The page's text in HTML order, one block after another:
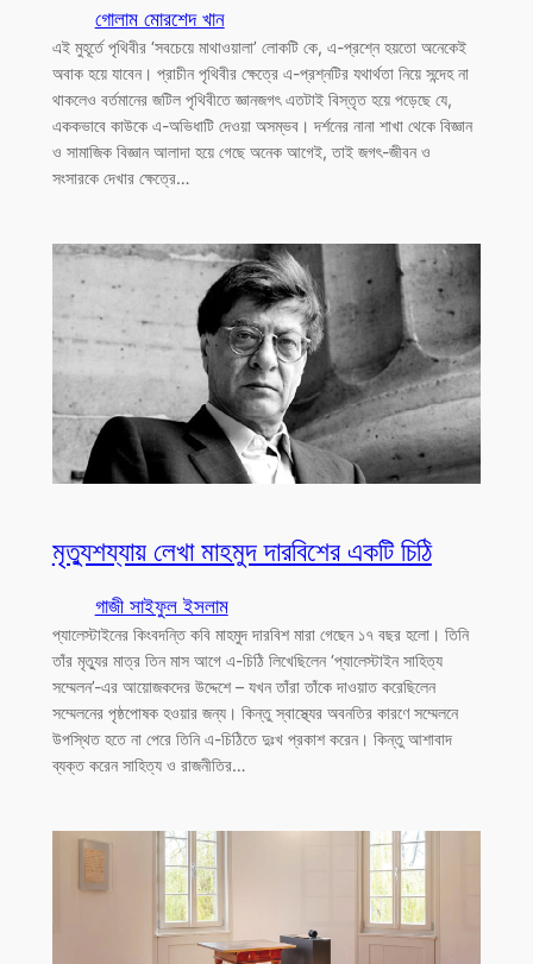
গোলাম মোরশেদ খান
এই মুহূর্তে পৃথিবীর ‘সবচেয়ে মাথাওয়ালা’ লোকটি কে, এ-প্রশ্নে হয়তো অনেকেই
অবাক হয়ে যাবেন। প্রাচীন পৃথিবীর ক্ষেত্রে এ-প্রশ্নটির যথার্থতা নিয়ে সন্দেহ না
থাকলেও বর্তমানের জটিল পৃথিবীতে জ্ঞানজগৎ এতটাই বিস্তৃত হয়ে পড়েছে যে,
এককভাবে কাউকে এ-অভিধাটি দেওয়া অসম্ভব। দর্শনের নানা শাখা থেকে বিজ্ঞান
ও সামাজিক বিজ্ঞান আলাদা হয়ে গেছে অনেক আগেই, তাই জগৎ-জীবন ও
সংসারকে দেখার ক্ষেত্রে…
মৃত্যুশয্যায় লেখা মাহমুদ দারবিশের একটি চিঠি
গাজী সাইফুল ইসলাম
প্যালেস্টাইনের কিংবদন্তি কবি মাহমুদ দারবিশ মারা গেছেন ১৭ বছর হলো। তিনি
তাঁর মৃত্যুর মাত্র তিন মাস আগে এ-চিঠি লিখেছিলেন ‘প্যালেস্টাইন সাহিত্য
সম্মেলন’-এর আয়োজকদের উদ্দেশে – যখন তাঁরা তাঁকে দাওয়াত করেছিলেন
সম্মেলনের পৃষ্ঠপোষক হওয়ার জন্য। কিন্তু স্বাস্থ্যের অবনতির কারণে সম্মেলনে
উপস্থিত হতে না পেরে তিনি এ-চিঠিতে দুঃখ প্রকাশ করেন। কিন্তু আশাবাদ
ব্যক্ত করেন সাহিত্য ও রাজনীতির…